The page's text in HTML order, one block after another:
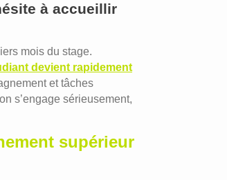
à accueillir
mois du stage.
devient rapidement
et tâches
s’engage sérieusement,
supérieur